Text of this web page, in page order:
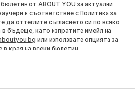
от ABOUT YOU за актуални
в съответствие с Политика за
да оттеглите съгласието си по всяко
в бъдеще, като изпратите имейл на
или използвате опцията за
в края на всеки бюлетин.